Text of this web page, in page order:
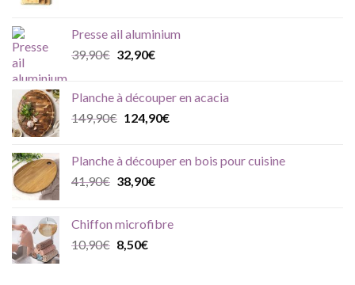
était :
99,90€.
est :
79,90€.
Presse ail aluminium
39,90€ Le
était :
39,90€.
32,90€Le
est :
32,90€.
Planche à découper en acacia
149,90€ Le
était :
149,90€.
124,90€Le
est :
Planche à découper en bois pour cuisine
41,90€ Le
était :
41,90€.
38,90€Le
est :
Chiffon microfibre
10,90€ Le
8,50€Le